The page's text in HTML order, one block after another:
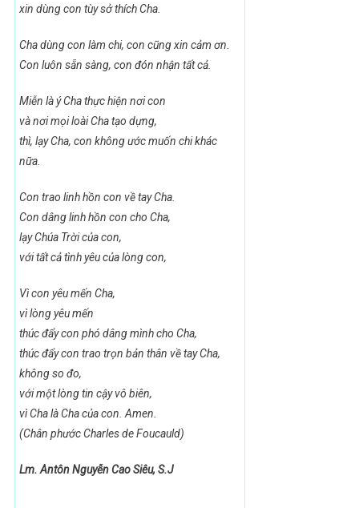
xin dùng con tùy sở thích Cha.
Cha dùng con làm chi, con cũng xin cảm ơn.
Con luôn sẵn sàng, con đón nhận tất cả.
Miễn là ý Cha thực hiện nơi con
và nơi mọi loài Cha tạo dựng,
thì, lạy Cha, con không ước muốn chi khác
nữa.
Con trao linh hồn con về tay Cha.
Con dâng linh hồn con cho Cha,
lạy Chúa Trời của con,
với tất cả tình yêu của lòng con,
Vì con yêu mến Cha,
vì lòng yêu mến
thúc đẩy con phó dâng mình cho Cha,
thúc đẩy con trao trọn bản thân về tay Cha,
không so đo,
với một lòng tin cậy vô biên,
vì Cha là Cha của con. Amen.
(Chân phước Charles de Foucauld)
Lm. Antôn Nguyễn Cao Siêu, S.J